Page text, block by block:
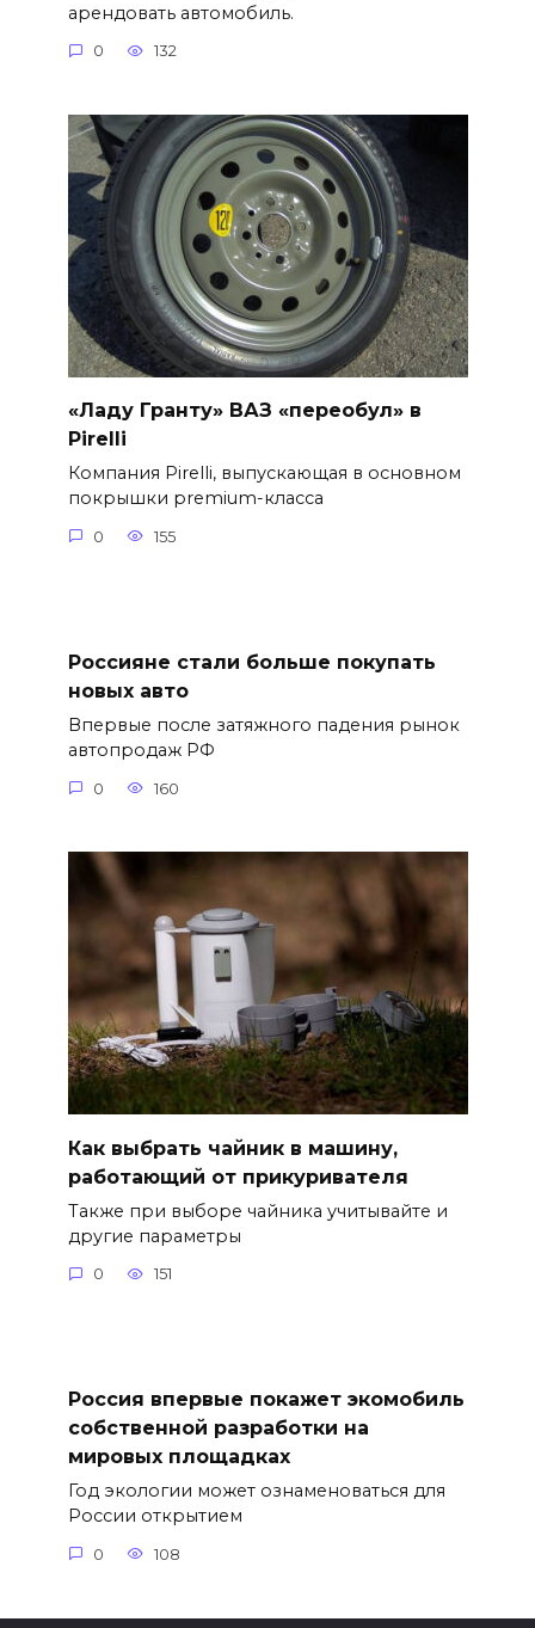
арендовать автомобиль.
0 132
«Ладу Гранту» ВАЗ «переобул» в
Pirelli
Компания Pirelli, выпускающая в основном
покрышки premium-класса
0 155
Россияне стали больше покупать
новых авто
Впервые после затяжного падения рынок
автопродаж РФ
0 160
Как выбрать чайник в машину,
работающий от прикуривателя
Также при выборе чайника учитывайте и
другие параметры
0 151
Россия впервые покажет экомобиль
собственной разработки на
мировых площадках
Год экологии может ознаменоваться для
России открытием
0 108